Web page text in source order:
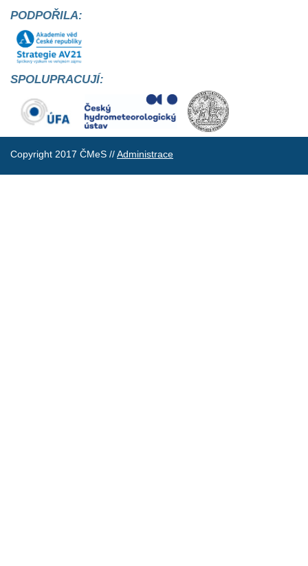
PODPOŘILA:
SPOLUPRACUJÍ:
Copyright 2017 ČMeS //Administrace